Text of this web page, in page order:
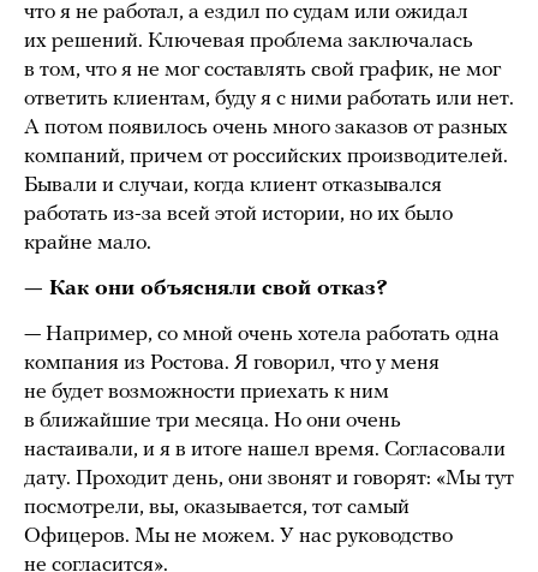
что я не работал, а ездил по судам или ожидал
их решений. Ключевая проблема заключалась
в том, что я не мог составлять свой график, не мог
ответить клиентам, буду я с ними работать или нет.
А потом появилось очень много заказов от разных
компаний, причем от российских производителей.
Бывали и случаи, когда клиент отказывался
работать из-за всей этой истории, но их было
крайне мало.
— Как они объясняли свой отказ?
— Например, со мной очень хотела работать одна
компания из Ростова. Я говорил, что у меня
не будет возможности приехать к ним
в ближайшие три месяца. Но они очень
настаивали, и я в итоге нашел время. Согласовали
дату. Проходит день, они звонят и говорят: «Мы тут
посмотрели, вы, оказывается, тот самый
Офицеров. Мы не можем. У нас руководство
не согласится».